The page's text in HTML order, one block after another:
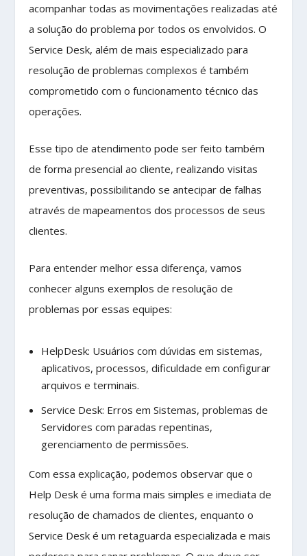
acompanhar todas as movimentações realizadas até
a solução do problema por todos os envolvidos. O
Service Desk, além de mais especializado para
resolução de problemas complexos é também
comprometido com o funcionamento técnico das
operações.
Esse tipo de atendimento pode ser feito também
de forma presencial ao cliente, realizando visitas
preventivas, possibilitando se antecipar de falhas
através de mapeamentos dos processos de seus
clientes.
Para entender melhor essa diferença, vamos
conhecer alguns exemplos de resolução de
problemas por essas equipes:
HelpDesk: Usuários com dúvidas em sistemas,
aplicativos, processos, dificuldade em configurar
arquivos e terminais.
Service Desk: Erros em Sistemas, problemas de
Servidores com paradas repentinas,
gerenciamento de permissões.
Com essa explicação, podemos observar que o
Help Desk é uma forma mais simples e imediata de
resolução de chamados de clientes, enquanto o
Service Desk é um retaguarda especializada e mais